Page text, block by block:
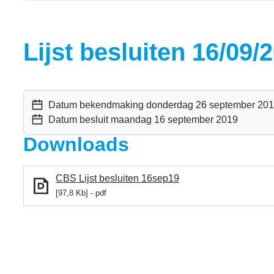
Lijst besluiten 16/09/
Datum bekendmaking donderdag 26 september
Datum besluitmaandag 16 september 2019
Downloads
CBS Lijst besluiten 16sep19
97,8 Kb pdf